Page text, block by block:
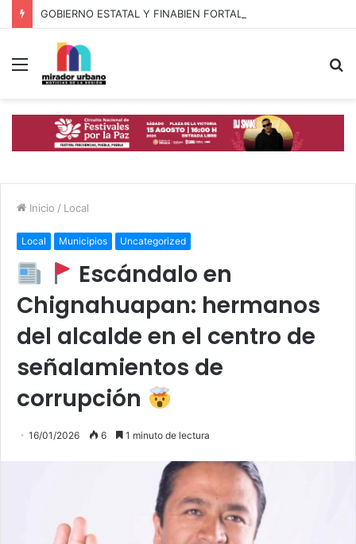
Menú
Inicio / Local
Local Municipios Uncategorized
Escándalo en
Chignahuapan: hermanos
del alcalde en el centro de
señalamientos de
corrupción
16/01/2026 6 1 minuto de lectura